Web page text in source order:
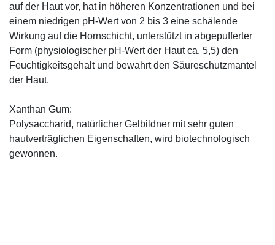
auf der Haut vor, hat in höheren Konzentrationen und bei
einem niedrigen pH-Wert von 2 bis 3 eine schälende
Wirkung auf die Hornschicht, unterstützt in abgepufferter
Form (physiologischer pH-Wert der Haut ca. 5,5) den
Feuchtigkeitsgehalt und bewahrt den Säureschutzmantel
der Haut.
Xanthan Gum:
Polysaccharid, natürlicher Gelbildner mit sehr guten
hautverträglichen Eigenschaften, wird biotechnologisch
gewonnen.